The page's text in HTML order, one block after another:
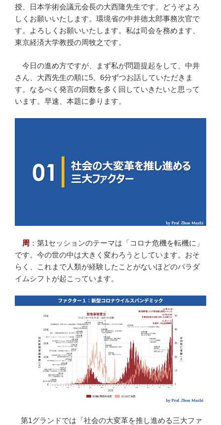
授、日本学術会議元会長の大西隆先生です。どうぞよろ
しくお願いいたします。環境省の中井徳太郎事務次官で
す。よろしくお願いいたします。私は司会を務めます、
東京経済大学教授の周牧之です。
今日の進め方ですが、まず私が問題提起をして、中井
さん、大西先生の順に5、6分ずつお話していただきま
す。なるべく発言の回数を多く回していきたいと思って
います。早速、本題に参ります。
周 ：第1セッションのテーマは「コロナ危機を転機に」
です。今の世の中は大きく変わろうとしています。おそ
らく、これまで人類が経験したことがないほどのパラダ
イムシフトが起こっています。
第1グランドでは「社会の大変革を推し進める三大ファ